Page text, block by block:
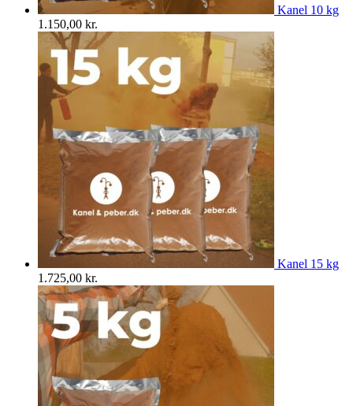
Kanel 10 kg
1.150,00 kr.
Kanel 15 kg
1.725,00 kr.